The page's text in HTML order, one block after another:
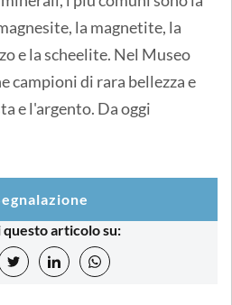
la magnetite, la
e la scheelite. Nel Museo
campioni di rara bellezza e
e l'argento. Da oggi
articolo su: